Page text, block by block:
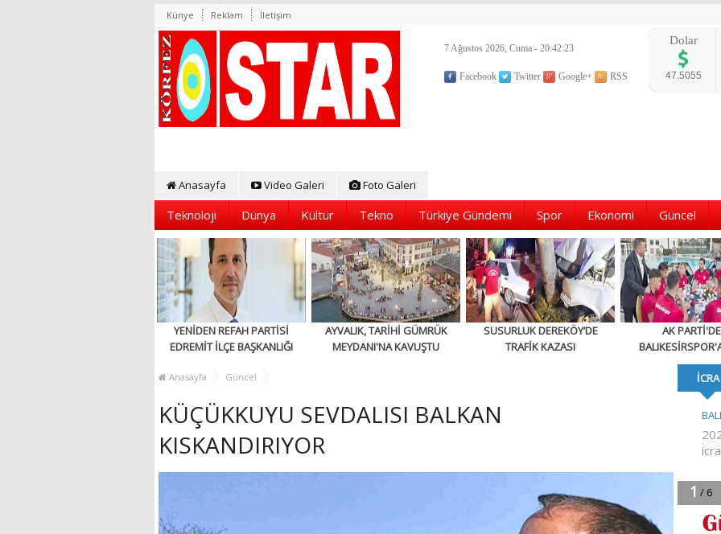
Künye Reklam İletişim
7 Ağustos 2026, Cuma - 20:42:25
Facebook Twitter Google+ RSS
Dolar
47.5055
Anasayfa Video Galeri Foto Galeri
Teknoloji Dünya Kültür Tekno Türkiye Gündemi Spor Ekonomi Güncel
YENİDEN REFAH PARTİSİ
EDREMİT İLÇE BAŞKANLIĞI
AÇILIYOR!
AYVALIK, TARİHİ GÜMRÜK
MEYDANI'NA KAVUŞTU
SUSURLUK DEREKÖY’DE
TRAFİK KAZASI
AK
FORMA
Anasayfa Güncel
KÜÇÜKKUYU SEVDALISI BALKAN
KISKANDIRIYOR